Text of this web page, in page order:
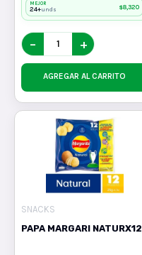
MEJOR
24+unds $8,320
− +
AGREGAR AL CARRITO
SNACKS
PAPA MARGARI NATURX12